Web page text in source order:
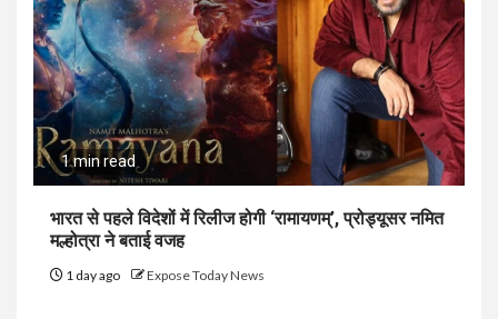
1 min read
भारत से पहले विदेशों में रिलीज होगी ‘रामायणम्’, प्रोड्यूसर नमित
मल्होत्रा ने बताई वजह
1 day ago Expose Today News